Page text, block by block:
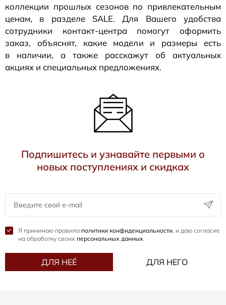
коллекции прошлых сезонов по привлекательным
ценам, в разделе SALE. Для Вашего удобства
сотрудники контакт-центра помогут оформить
заказ, объяснят, какие модели и размеры есть
в наличии, а также расскажут об актуальных
акциях и специальных предложениях.
Подпишитесь и узнавайте первыми о
новых поступлениях и скидках
Я принимаю правила политики конфиденциальности, и даю согласие
на обработку своих персональных данных.
ДЛЯ НЕЁ ДЛЯ НЕГО